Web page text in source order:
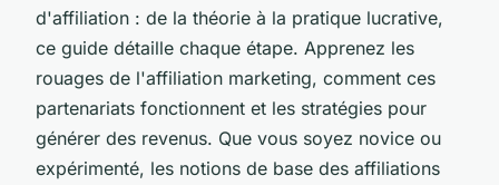
d'affiliation : de la théorie à la pratique lucrative,
ce guide détaille chaque étape. Apprenez les
rouages de l'affiliation marketing, comment ces
partenariats fonctionnent et les stratégies pour
générer des revenus. Que vous soyez novice ou
expérimenté, les notions de base des affiliations